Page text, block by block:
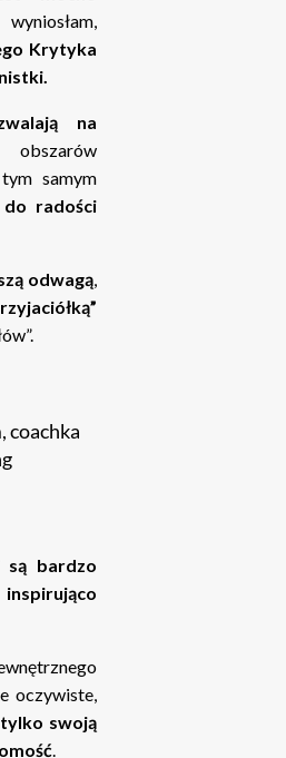
Krytyka
na
obszarów
samym
do radości
odwagą
coachka
bardzo
inspirująco
oczywiste,
swoją
.